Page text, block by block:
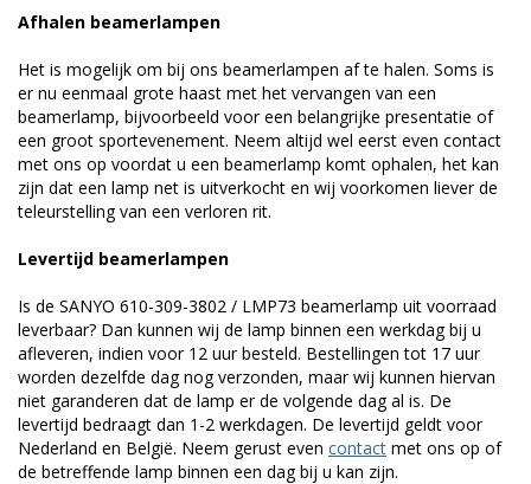
Afhalen beamerlampen
Het is mogelijk om bij ons beamerlampen af te halen. Soms is
er nu eenmaal grote haast met het vervangen van een
beamerlamp, bijvoorbeeld voor een belangrijke presentatie of
een groot sportevenement. Neem altijd wel eerst even contact
met ons op voordat u een beamerlamp komt ophalen, het kan
zijn dat een lamp net is uitverkocht en wij voorkomen liever de
teleurstelling van een verloren rit.
Levertijd beamerlampen
Is de SANYO 610-309-3802 / LMP73 beamerlamp uit voorraad
leverbaar? Dan kunnen wij de lamp binnen een werkdag bij u
afleveren, indien voor 12 uur besteld. Bestellingen tot 17 uur
worden dezelfde dag nog verzonden, maar wij kunnen hiervan
niet garanderen dat de lamp er de volgende dag al is. De
levertijd bedraagt dan 1-2 werkdagen. De levertijd geldt voor
Nederland en België. Neem gerust even contact met ons op of
de betreffende lamp binnen een dag bij u kan zijn.